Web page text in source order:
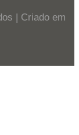
| Criado em